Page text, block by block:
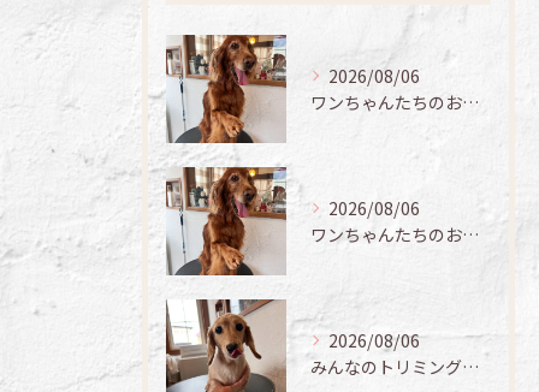
2026/08/06
ワンちゃんたちのお手入れ日記🐶✨
2026/08/06
ワンちゃんたちのお手入れ日記🐶✨
2026/08/06
みんなのトリミング日記🌟